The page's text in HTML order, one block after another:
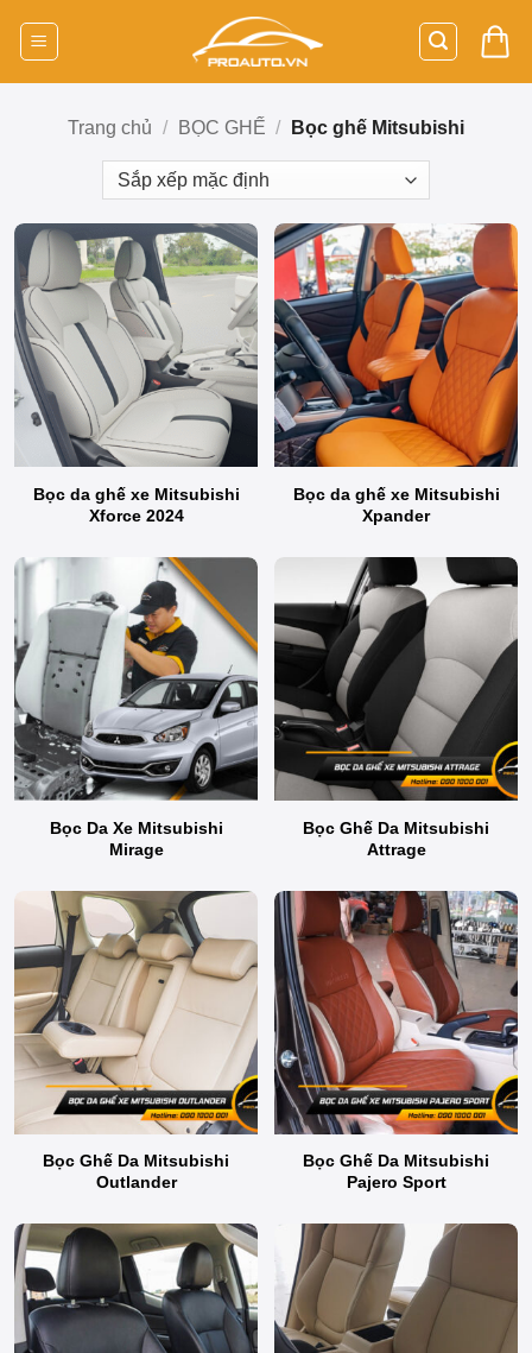
Trang chủ / BỌC GHẾ / Bọc ghế Mitsubishi
Bọc da ghế xe Mitsubishi
Xforce 2024
Bọc da ghế xe Mitsubishi
Xpander
Bọc Da Xe Mitsubishi
Mirage
Bọc Ghế Da Mitsubishi
Attrage
Bọc Ghế Da Mitsubishi
Outlander
Bọc Ghế Da Mitsubishi
Pajero Sport